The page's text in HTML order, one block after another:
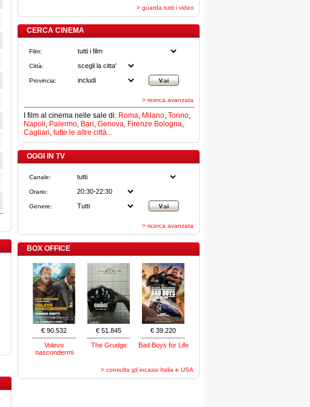
> guarda tutti i video
CERCA CINEMA
Film:
Città:
Provincia:
> ricerca avanzata
I film al cinema nelle sale di: Roma, Milano, Torino,
Napoli, Palermo, Bari, Genova, Firenze Bologna,
Cagliari, tutte le altre città...
OGGI IN TV
Canale:
Orario:
Genere:
> ricerca avanzata
BOX OFFICE
€ 90.532
Volevo
nascondermi
€ 51.845
The Grudge
€ 39.220
Bad Boys for Life
> consulta gli incassi Italia e USA